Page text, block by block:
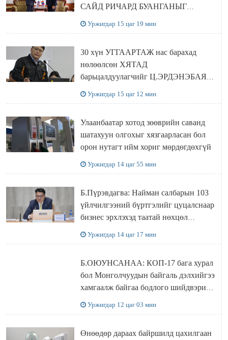
САЙД РИЧАРД БУАНГАНЫГ
Уржигдар 15 цаг 19 мин
30 хүн УГГААРТАЖ нас барахад
нөлөөлсөн ХЯТАД
барьцалдуулагчийг Ц.ЭРДЭНЭБАЯР
Уржигдар 15 цаг 12 мин
Улаанбаатар хотод зөөврийн саванд
шатахуун олгохыг хязгаарласан бол
орон нутагт ийм хориг мөрдөгдөхгүй
Уржигдар 14 цаг 55 мин
Б.Пүрэвдагва: Найман салбарын 103
үйлчилгээний бүртгэлийг цуцалснаар
бизнес эрхлэхэд таатай нөхцөл
Уржигдар 14 цаг 17 мин
Б.ОЮУНСАНАА: КОП-17 бага хурал
бол Монголчуудын байгаль дэлхийгээ
хамгаалж байгаа бодлого шийдвэрийг
Уржигдар 12 цаг 03 мин
Өнөөдөр дараах байршилд цахилгаан